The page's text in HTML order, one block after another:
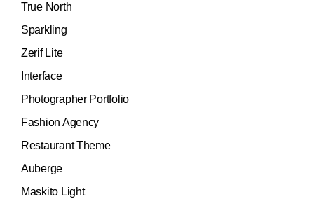
True North
Sparkling
Zerif Lite
Interface
Photographer Portfolio
Fashion Agency
Restaurant Theme
Auberge
Maskito Light